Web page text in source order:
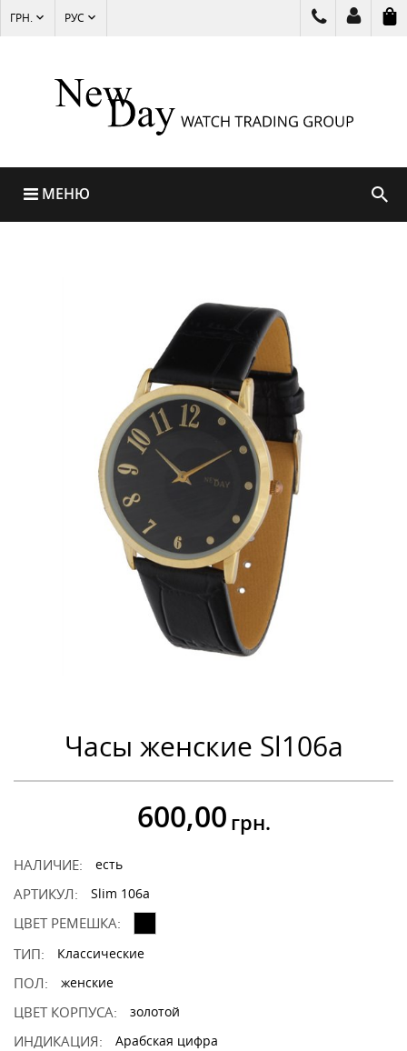
ГРН. РУС
МЕНЮ
Часы женские Sl106a
600,00 грн.
НАЛИЧИЕ: есть
АРТИКУЛ: Slim 106a
ЦВЕТ РЕМЕШКА:
ТИП:
Классические
ПОЛ: женские
ЦВЕТ КОРПУСА: золотой
ИНДИКАЦИЯ: Арабская цифра